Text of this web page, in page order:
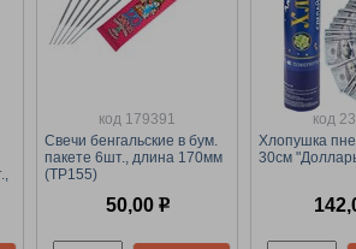
код 179391
Свечи бенгальские в бум.
пакете 6шт., длина 170мм
(ТР155)
50,00 р
код
Хлопушка
30см